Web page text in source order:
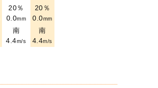
20％
0.0mm
南
4.4m/s
20％
0.0mm
南
4.4m/s